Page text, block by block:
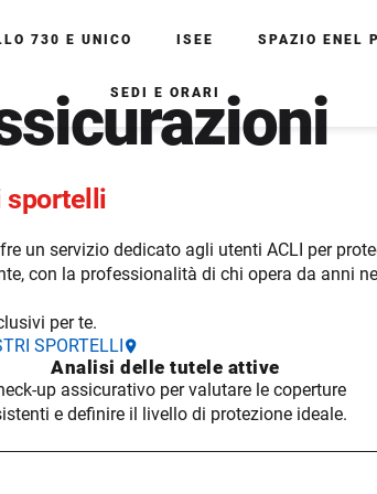
730 E UNICO ISEE SPAZIO ENEL
SEDI E ORARI
sportelli
un servizio dedicato agli utenti ACLI per
con la professionalità di chi opera da anni
per te.
SPORTELLI
Analisidelle tutele attive
up assicurativo per valutare le coperture
e definire il livello di protezione ideale.